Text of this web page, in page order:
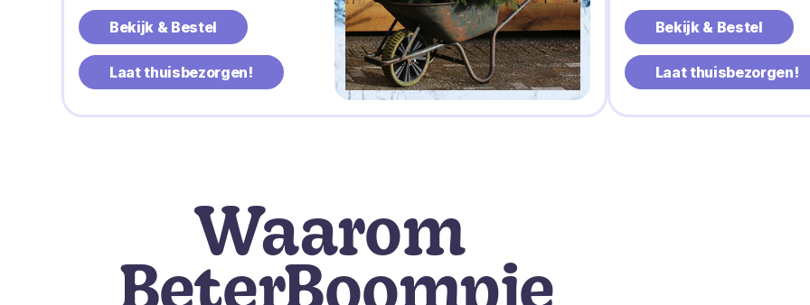
Bekijk & Bestel
Laat thuisbezorgen!
Bekijk & Bestel
Laat thuisbezorgen!
Waarom